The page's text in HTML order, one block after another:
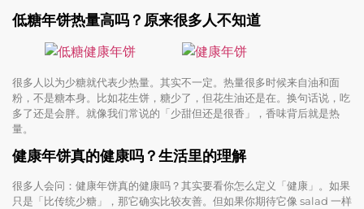
低糖年饼热量高吗？原来很多人不知道
很多人以为少糖就代表少热量。其实不一定。热量很多时候来自油和面
粉，不是糖本身。比如花生饼，糖少了，但花生油还是在。换句话说，吃
多了还是会胖。就像我们常说的「少甜但还是很香」，香味背后就是热
量。
健康年饼真的健康吗？生活里的理解
很多人会问：健康年饼真的健康吗？其实要看你怎么定义「健康」。如果
只是「比传统少糖」，那它确实比较友善。但如果你期待它像 salad 一样